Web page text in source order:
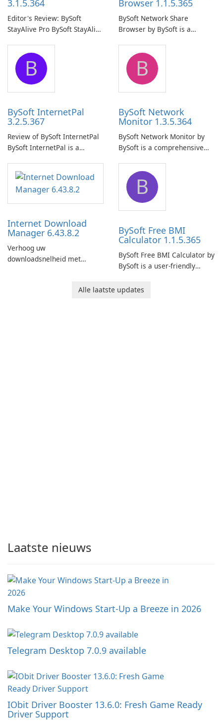
3.1.5.364
Editor's Review: BySoft
StayAlive Pro BySoft StayAlive
application designed to
ensure the continuous and
uninterrupted operation of
your computer system.
Browser 1.1.5.365
BySoft Network Share
Browser by BySoft is a
application that allows users
to easily browse and manage
shared folders on their
network.
B
BySoft InternetPal
3.2.5.367
Review of BySoft InternetPal
BySoft InternetPal is a
application designed to
monitor your internet
connection and provide real-
time insights into its
B
BySoft Network
Monitor 1.3.5.364
BySoft Network Monitor by
BySoft is a comprehensive
designed to help businesses
effectively manage their
network infrastructure.
Internet Download
Manager 6.43.8.2
Verhoog uw
downloadsnelheid met
B
BySoft Free BMI
Calculator 1.1.5.365
BySoft Free BMI Calculator by
BySoft is a user-friendly
designed to help you
Alle laatste updates
Laatste nieuws
Make Your Windows Start-Up a Breeze in 2026
Telegram Desktop 7.0.9 available
IObit Driver Booster 13.6.0: Fresh Game Ready
Driver Support